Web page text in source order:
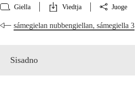
Giella Viedtja Juoge
sámegielan nubbengiellan, sámegiella 3
Sisadno